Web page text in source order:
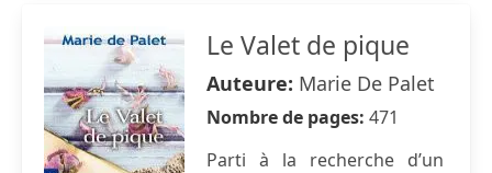
Le Valet de pique
Auteure: Marie De Palet
Nombre de pages: 471
Parti à la recherche d’un